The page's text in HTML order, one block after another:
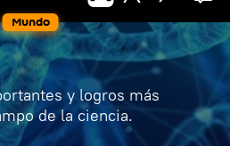
Mundo
y logros más
de la ciencia.